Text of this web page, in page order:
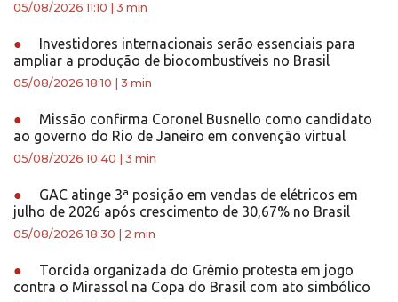
05/08/2026 11:10 3 min
●
Investidores internacionais serão essenciais para
ampliar a produção de biocombustíveis no Brasil
05/08/2026 18:10 3 min
●
Missão confirma Coronel Busnello como candidato
ao governo do Rio de Janeiro em convenção virtual
05/08/2026 10:40 3 min
●
GAC atinge 3ª posição em vendas de elétricos em
julho de 2026 após crescimento de 30,67% no Brasil
05/08/2026 18:30 2 min
●
Torcida organizada do Grêmio protesta em jogo
contra o Mirassol na Copa do Brasil com ato simbólico